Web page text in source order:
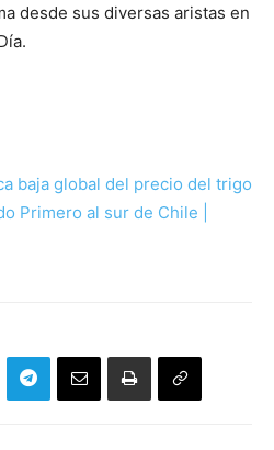
desde sus diversas aristas en
baja global del precio del trigo
Primero al sur de Chile |